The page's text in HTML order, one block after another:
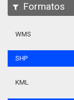
Formatos
WMS
SHP
KML